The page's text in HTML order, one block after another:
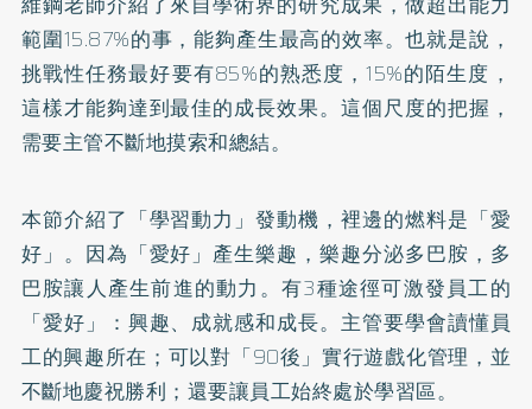
範圍15.87%的事，能夠產生最高的效率。也就是說，
挑戰性任務最好要有85%的熟悉度，15%的陌生度，
這樣才能夠達到最佳的成長效果。這個尺度的把握，
需要主管不斷地摸索和總結。
本節介紹了「學習動力」發動機，裡邊的燃料是「愛
好」。因為「愛好」產生樂趣，樂趣分泌多巴胺，多
巴胺讓人產生前進的動力。有3種途徑可激發員工的
「愛好」：興趣、成就感和成長。主管要學會讀懂員
工的興趣所在；可以對「90後」實行遊戲化管理，並
不斷地慶祝勝利；還要讓員工始終處於學習區。